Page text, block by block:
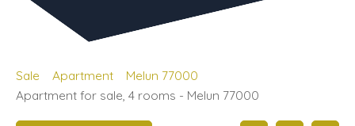
Sale Apartment
Melun 77000
Apartment for sale, 4 rooms - Melun 77000